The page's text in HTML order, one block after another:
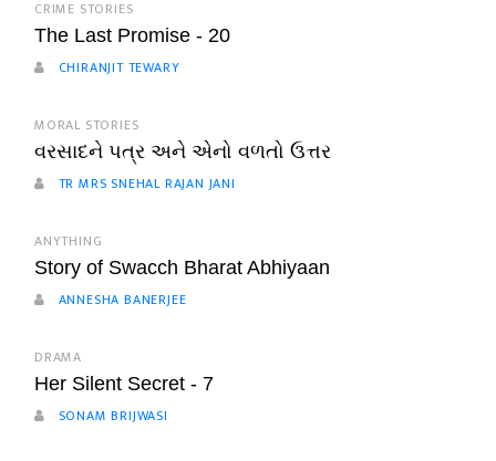
CRIME STORIES
The Last Promise - 20
CHIRANJIT TEWARY
MORAL STORIES
વરસાદને પત્ર અને એનો વળતો ઉત્તર
TR MRS SNEHAL RAJAN JANI
ANYTHING
Story of Swacch Bharat Abhiyaan
ANNESHA BANERJEE
DRAMA
Her Silent Secret - 7
SONAM BRIJWASI